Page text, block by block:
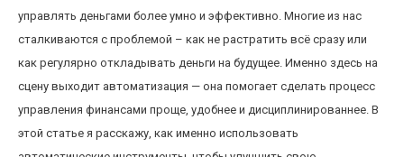
управлять деньгами более умно и эффективно. Многие из нас
сталкиваются с проблемой – как не растратить всё сразу или
как регулярно откладывать деньги на будущее. Именно здесь на
сцену выходит автоматизация — она помогает сделать процесс
управления финансами проще, удобнее и дисциплинированнее. В
этой статье я расскажу, как именно использовать